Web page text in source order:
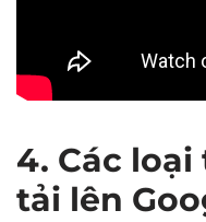
4. Các
tải lên